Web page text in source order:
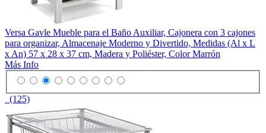
Versa Gavle Mueble para el Baño Auxiliar, Cajonera con 3 cajones
para organizar, Almacenaje Moderno y Divertido, Medidas (Al x L
x An) 57 x 28 x 37 cm, Madera y Poliéster, Color Marrón
Más Info
(125)